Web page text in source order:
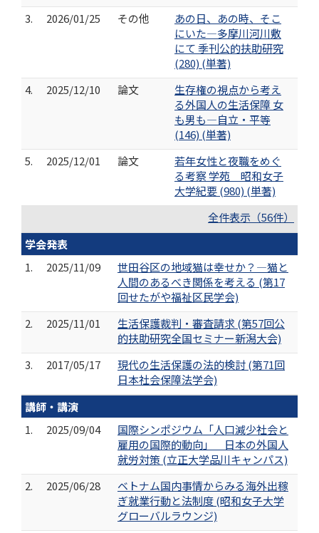
3.
2026/01/25 その他
あの日、あの時、そこ
にいた―多摩川河川敷
にて 季刊公的扶助研究
(280) (単著)
4.
2025/12/10 論文
生存権の視点から考え
る外国人の生活保障 女
も男も―自立・平等
(146) (単著)
5.
2025/12/01 論文
若年女性と夜職をめぐ
る考察 学苑 昭和女子
大学紀要 (980) (単著)
全件表示（56件）
学会発表
1.
2025/11/09
世田谷区の地域猫は幸せか？―猫と
人間のあるべき関係を考える (第17
回せたがや福祉区民学会)
2.
2025/11/01
生活保護裁判・審査請求 (第57回公
的扶助研究全国セミナー新潟大会)
3.
2017/05/17
現代の生活保護の法的検討 (第71回
日本社会保障法学会)
講師・講演
1.
2025/09/04
国際シンポジウム「人口減少社会と
雇用の国際的動向」 日本の外国人
就労対策 (立正大学品川キャンパス)
2.
2025/06/28
ベトナム国内事情からみる海外出稼
ぎ就業行動と法制度 (昭和女子大学
グローバルラウンジ)